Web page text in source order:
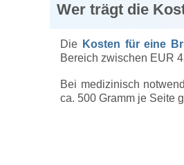
Wer trägt die
Die Kosten für eine
Bereich zwischen EUR
Bei medizinisch
ca. 500 Gramm je Seite